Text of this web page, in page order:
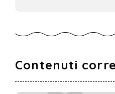
Contenuti